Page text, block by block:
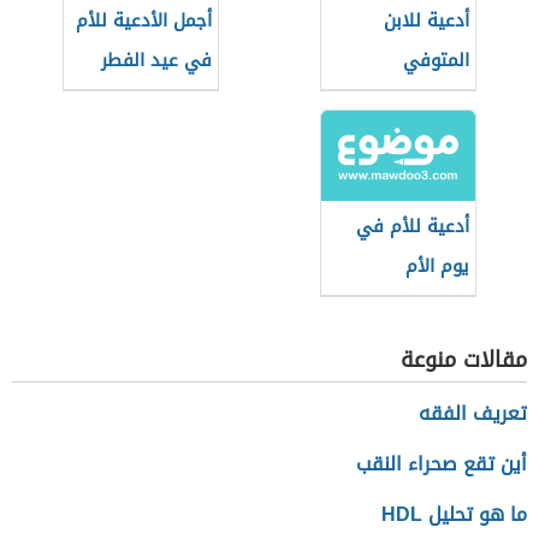
أدعية للابن
المتوفي
أجمل الأدعية للأم
في عيد الفطر
أدعية للأم في
يوم الأم
مقالات منوعة
تعريف الفقه
أين تقع صحراء النقب
ما هو تحليل HDL